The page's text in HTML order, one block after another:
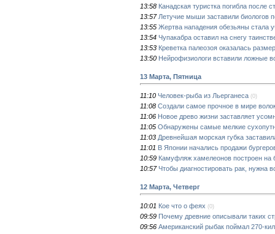
13:58 Канадская туристка погибла после
13:57 Летучие мыши заставили биологов
13:55 Жертва нападения обезьяны стала
13:54 Чупакабра оставил на снегу
13:53 Креветка палеозоя оказалась
13:50 Нейрофизиологи вставили ложные
13 Марта, Пятница
11:10 Человек-рыба из Льерганеса (0)
11:08 Создали самое прочное в мире
11:06 Новое древо жизни заставляет
11:05 Обнаружены самые мелкие
11:03 Древнейшая морская губка
11:01 В Японии начались продажи
10:59 Камуфляж хамелеонов построен на
10:57 Чтобы диагностировать рак, нужна
12 Марта, Четверг
10:01 Кое что о феях (0)
09:59 Почему древние описывали таких
09:56 Американский рыбак поймал 270-